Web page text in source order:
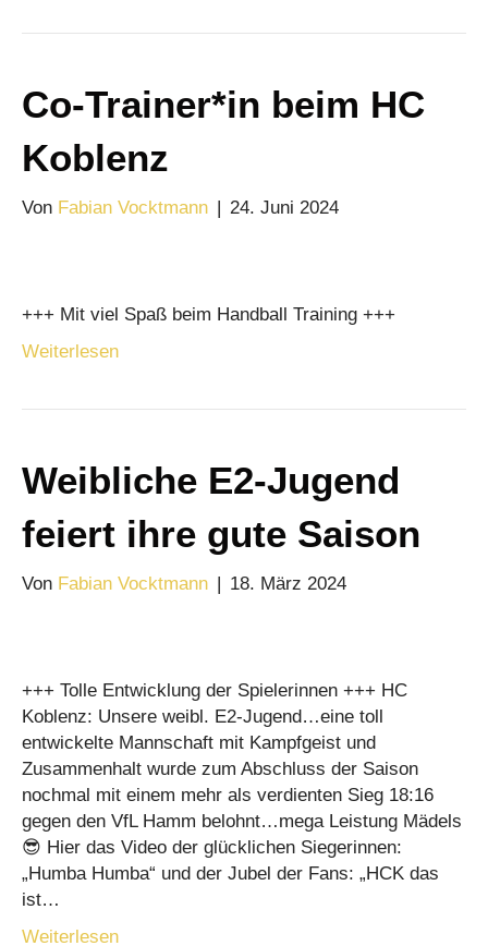
Co-Trainer*in beim HC
Koblenz
Von Fabian Vocktmann | 24. Juni 2024
+++ Mit viel Spaß beim Handball Training +++
Weiterlesen
Weibliche E2-Jugend
feiert ihre gute Saison
Von Fabian Vocktmann | 18. März 2024
+++ Tolle Entwicklung der Spielerinnen +++ HC
Koblenz: Unsere weibl. E2-Jugend…eine toll
entwickelte Mannschaft mit Kampfgeist und
Zusammenhalt wurde zum Abschluss der Saison
nochmal mit einem mehr als verdienten Sieg 18:16
gegen den VfL Hamm belohnt…mega Leistung Mädels
😎 Hier das Video der glücklichen Siegerinnen:
„Humba Humba“ und der Jubel der Fans: „HCK das
ist…
Weiterlesen